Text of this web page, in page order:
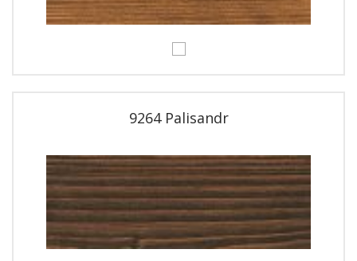
9264 Palisandr